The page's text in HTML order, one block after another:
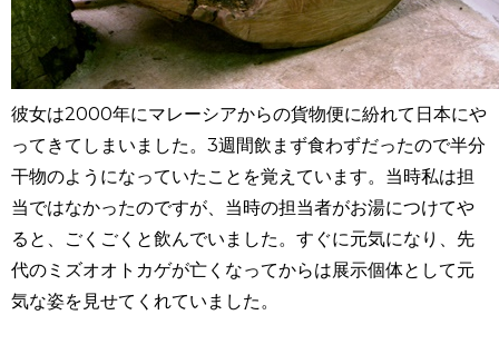
彼女は2000年にマレーシアからの貨物便に紛れて日本にや
ってきてしまいました。3週間飲まず食わずだったので半分
干物のようになっていたことを覚えています。当時私は担
当ではなかったのですが、当時の担当者がお湯につけてや
ると、ごくごくと飲んでいました。すぐに元気になり、先
代のミズオオトカゲが亡くなってからは展示個体として元
気な姿を見せてくれていました。